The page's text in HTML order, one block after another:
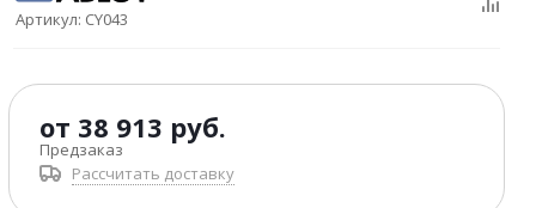
Артикул: CY043
от 38 913 руб.
Предзаказ
Рассчитать доставку